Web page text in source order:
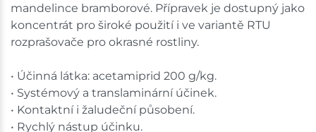
mandelince bramborové. Přípravek je dostupný jako
koncentrát pro široké použití i ve variantě RTU
rozprašovače pro okrasné rostliny.
• Účinná látka: acetamiprid 200 g/kg.
• Systémový a translaminární účinek.
• Kontaktní i žaludeční působení.
• Rychlý nástup účinku.